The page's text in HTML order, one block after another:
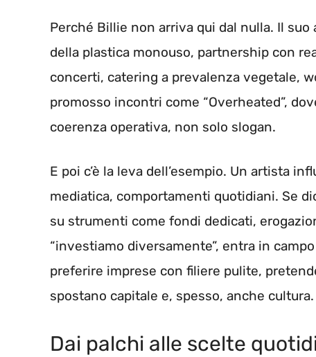
Perché Billie non arriva qui dal nulla. Il
della plastica monouso, partnership con
concerti, catering a prevalenza vegetale,
promosso incontri come “Overheated”,
coerenza operativa, non solo slogan.
E poi c’è la leva dell’esempio. Un artista
mediatica, comportamenti quotidiani. Se
su strumenti come fondi dedicati,
“investiamo diversamente”, entra in
preferire imprese con filiere pulite,
spostano capitale e, spesso, anche cultura.
Dai palchi alle scelte